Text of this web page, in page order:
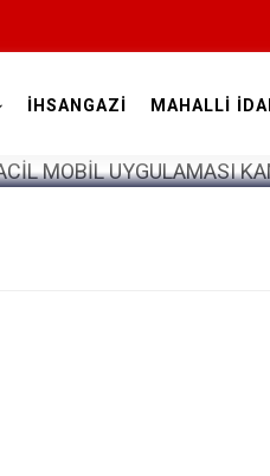
İHSANGAZİ MAHALLİ